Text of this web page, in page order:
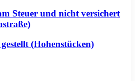
Steuer und nicht versichert
(Hohenstücken)